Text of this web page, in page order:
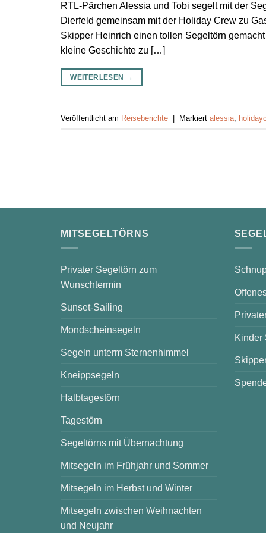
RTL-Pärchen Alessia und Tobi segelt mit der
Dierfeld gemeinsam mit der Holiday Crew zu
Skipper Heinrich einen tollen Segeltörn
kleine Geschichte zu […]
WEITERLESEN →
Veröffentlicht am Reiseberichte | Markiert alessia
MITSEGELTÖRNS
Privater Segeltörn zum
Wunschtermin
Sunset-Sailing
Mondscheinsegeln
Segeln unterm Sternenhimmel
Kneippsegeln
Halbtagestörn
Tagestörn
Segeltörns mit Übernachtung
Mitsegeln im Frühjahr und Sommer
Mitsegeln im Herbst und Winter
Mitsegeln zwischen Weihnachten
und Neujahr
Kinder